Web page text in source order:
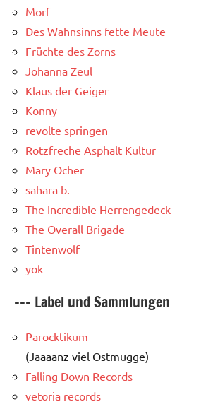
Morf
Des Wahnsinns fette Meute
Früchte des Zorns
Johanna Zeul
Klaus der Geiger
Konny
revolte springen
Rotzfreche Asphalt Kultur
Mary Ocher
sahara b.
The Incredible Herrengedeck
The Overall Brigade
Tintenwolf
yok
--- Label und Sammlungen
Parocktikum
(Jaaaanz viel Ostmugge)
Falling Down Records
vetoria records